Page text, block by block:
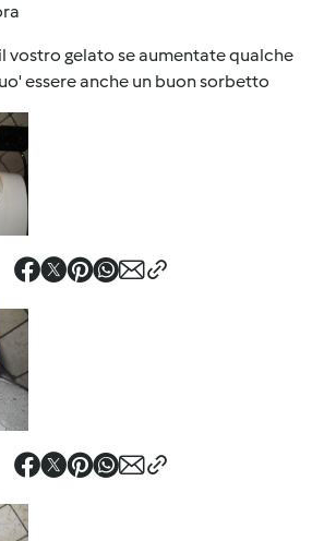
vostro gelato se aumentate qualche
essere anche un buon sorbetto